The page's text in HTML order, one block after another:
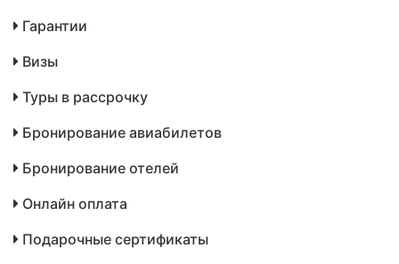
Гарантии
Визы
Туры в рассрочку
Бронирование авиабилетов
Бронирование отелей
Онлайн оплата
Подарочные сертификаты